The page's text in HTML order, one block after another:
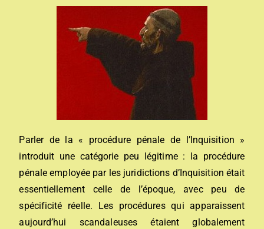
Parler de la « procédure pénale de l’Inquisition »
introduit une catégorie peu légitime : la procédure
pénale employée par les juridictions d’Inquisition était
essentiellement celle de l’époque, avec peu de
spécificité réelle. Les procédures qui apparaissent
aujourd’hui scandaleuses étaient globalement